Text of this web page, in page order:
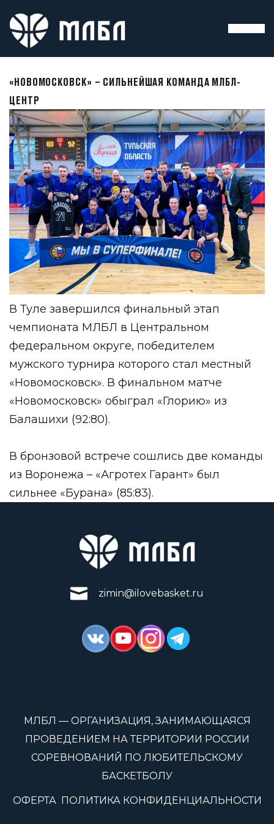
«НОВОМОСКОВСК» – СИЛЬНЕЙШАЯ КОМАНДА МЛБЛ-
ЦЕНТР
В Туле завершился финальный этап
чемпионата МЛБЛ в Центральном
федеральном округе, победителем
мужского турнира которого стал местный
«Новомосковск». В финальном матче
«Новомосковск» обыграл «Глорию» из
Балашихи (92:80).
В бронзовой встрече сошлись две команды
из Воронежа – «Агротех Гарант» был
сильнее «Бурана» (85:83).
zimin@ilovebasket.ru
МЛБЛ — ОРГАНИЗАЦИЯ, ЗАНИМАЮЩАЯСЯ
ПРОВЕДЕНИЕМ НА ТЕРРИТОРИИ РОССИИ
СОРЕВНОВАНИЙ ПО ЛЮБИТЕЛЬСКОМУ
БАСКЕТБОЛУ
ОФЕРТА ПОЛИТИКА КОНФИДЕНЦИАЛЬНОСТИ